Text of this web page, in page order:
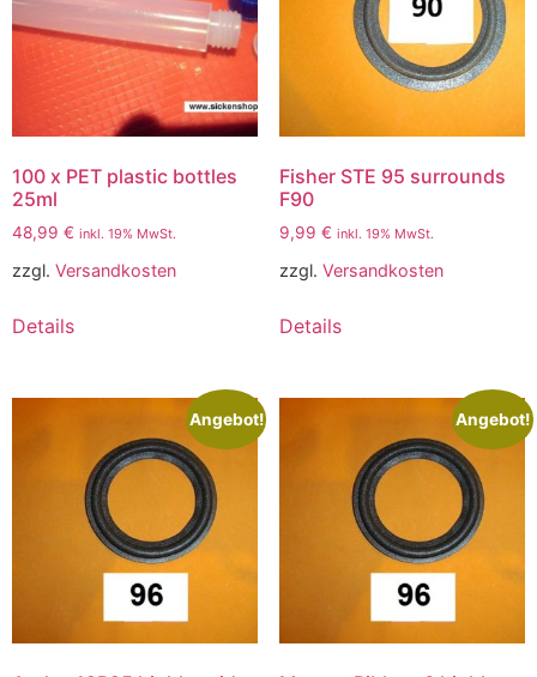
100 x PET plastic bottles
25ml
48,99 € inkl. 19% MwSt.
zzgl. Versandkosten
Details
Fisher STE 95 surrounds
F90
9,99 € inkl. 19% MwSt.
zzgl. Versandkosten
Details
Angebot! Angebot!